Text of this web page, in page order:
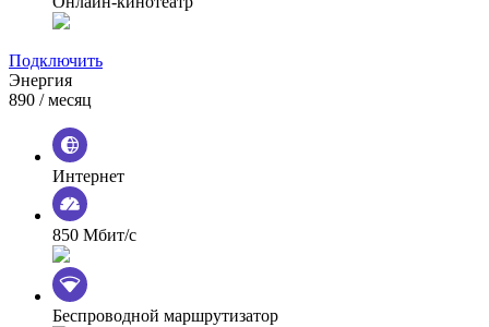
Подключить
Энергия
890 / месяц
Интернет
850 Мбит/с
Беспроводной маршрутизатор